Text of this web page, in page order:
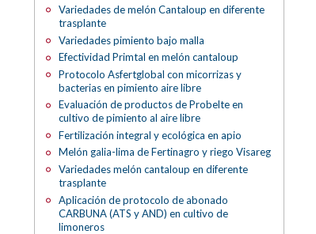
Variedades de melón Cantaloup en diferente
trasplante
Variedades pimiento bajo malla
Efectividad Primtal en melón cantaloup
Protocolo Asfertglobal con micorrizas y
bacterias en pimiento aire libre
Evaluación de productos de Probelte en
cultivo de pimiento al aire libre
Fertilización integral y ecológica en apio
Melón galia-lima de Fertinagro y riego Visareg
Variedades melón cantaloup en diferente
trasplante
Aplicación de protocolo de abonado
CARBUNA (ATS y AND) en cultivo de
limoneros